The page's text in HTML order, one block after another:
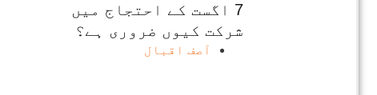
7 اگست کے احتجاج میں
شرکت کیوں ضروری ہے؟
آصف اقبال